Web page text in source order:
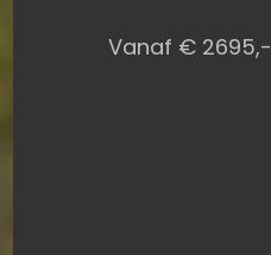
Vanaf € 2695,-